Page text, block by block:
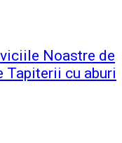
Noastre de
Tapiterii cu aburi